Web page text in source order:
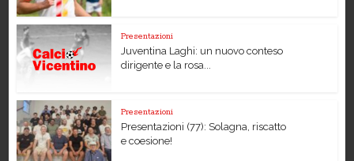
Presentazioni
Juventina Laghi: un nuovo conteso
dirigente e la rosa...
Presentazioni
Presentazioni (77): Solagna, riscatto
e coesione!